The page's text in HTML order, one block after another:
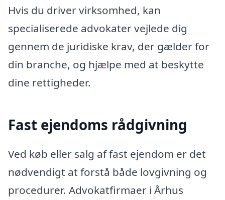
Hvis du driver virksomhed, kan
specialiserede advokater vejlede dig
gennem de juridiske krav, der gælder for
din branche, og hjælpe med at beskytte
dine rettigheder.
Fast ejendoms rådgivning
Ved køb eller salg af fast ejendom er det
nødvendigt at forstå både lovgivning og
procedurer. Advokatfirmaer i Århus